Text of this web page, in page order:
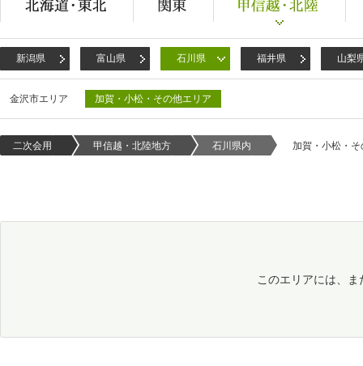
新潟県 富山県 石川県 福井県 山梨
金沢市エリア 加賀・小松・その他エリア
二次会用 甲信越・北陸地方 石川県内 加賀・小松・
このエリアには、